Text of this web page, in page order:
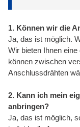
1. Können wir die
Ja, das ist möglich.
Wir bieten Ihnen
können zwischen
Anschlussdrähten
2. Kann ich mein
anbringen?
Ja, das ist möglich,